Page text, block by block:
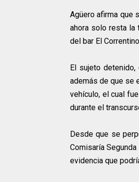
Agüero afirma que
ahora solo resta la
del bar El
El sujeto
además de que se
vehículo, el cual
durante el
Desde que se
Comisaría
evidencia que